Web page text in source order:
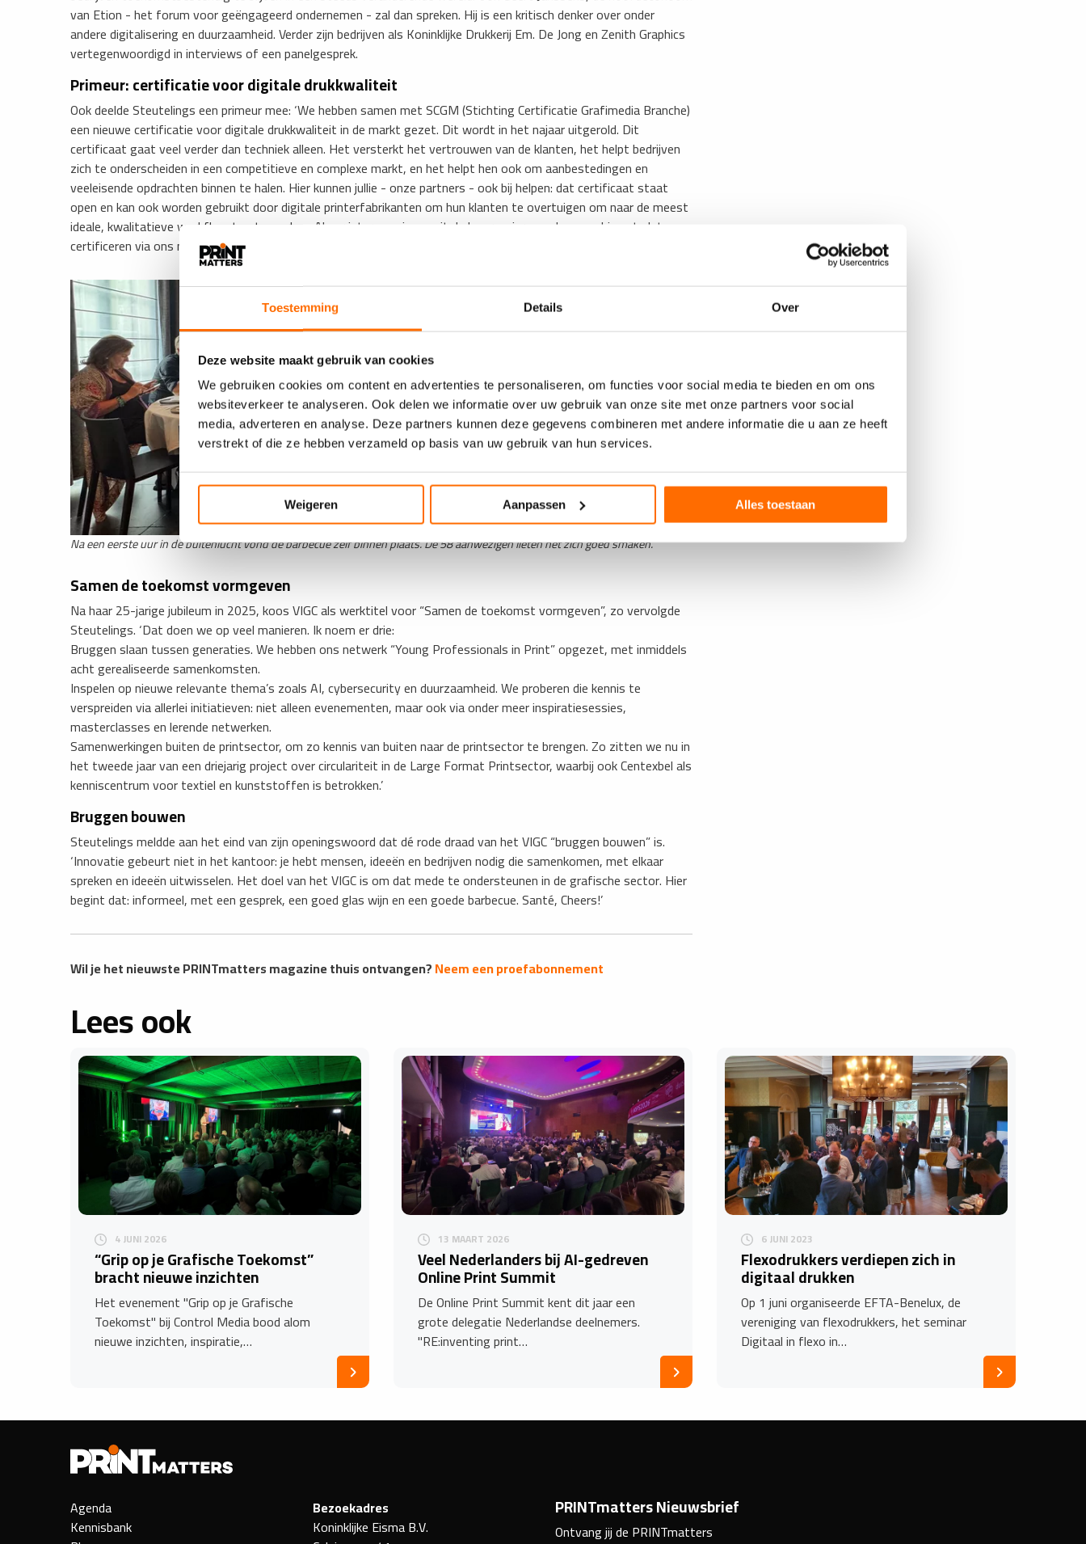
Toestemming Details Over
Deze website maakt gebruik van cookies
We gebruiken cookies om content en advertenties te personaliseren, om functies voor social media te bieden en om ons
websiteverkeer te analyseren. Ook delen we informatie over uw gebruik van onze site met onze partners voor social
media, adverteren en analyse. Deze partners kunnen deze gegevens combineren met andere informatie die u aan ze heeft
verstrekt of die ze hebben verzameld op basis van uw gebruik van hun services.
Weigeren Aanpassen Alles toestaan
van Etion - het forum voor geëngageerd ondernemen - zal dan spreken. Hij is een kritisch denker over onder
andere digitalisering en duurzaamheid. Verder zijn bedrijven als Koninklijke Drukkerij Em. De Jong en Zenith Graphics
vertegenwoordigd in interviews of een panelgesprek.
Primeur: certificatie voor digitale drukkwaliteit
Ook deelde Steutelings een primeur mee: ‘We hebben samen met SCGM (Stichting Certificatie Grafimedia Branche)
een nieuwe certificatie voor digitale drukkwaliteit in de markt gezet. Dit wordt in het najaar uitgerold. Dit
certificaat gaat veel verder dan techniek alleen. Het versterkt het vertrouwen van de klanten, het helpt bedrijven
zich te onderscheiden in een competitieve en complexe markt, en het helpt hen ook om aanbestedingen en
veeleisende opdrachten binnen te halen. Hier kunnen jullie - onze partners - ook bij helpen: dat certificaat staat
open en kan ook worden gebruikt door digitale printerfabrikanten om hun klanten te overtuigen om naar de meest
ideale, kwalitatieve workflow toe te werken. Als er interesse is vanuit de leveranciers om hun machines te laten
certificeren via ons nieuwe certificaat, dan kunnen jullie VIGC contacteren.’
Na een eerste uur in de buitenlucht vond de barbecue zelf binnen plaats. De 58 aanwezigen lieten het zich goed smaken.
Samen de toekomst vormgeven
Na haar 25-jarige jubileum in 2025, koos VIGC als werktitel voor “Samen de toekomst vormgeven”, zo vervolgde
Steutelings. ‘Dat doen we op veel manieren. Ik noem er drie:
Bruggen slaan tussen generaties. We hebben ons netwerk “Young Professionals in Print” opgezet, met inmiddels
acht gerealiseerde samenkomsten.
Inspelen op nieuwe relevante thema’s zoals AI, cybersecurity en duurzaamheid. We proberen die kennis te
verspreiden via allerlei initiatieven: niet alleen evenementen, maar ook via onder meer inspiratiesessies,
masterclasses en lerende netwerken.
Samenwerkingen buiten de printsector, om zo kennis van buiten naar de printsector te brengen. Zo zitten we nu in
het tweede jaar van een driejarig project over circulariteit in de Large Format Printsector, waarbij ook Centexbel als
kenniscentrum voor textiel en kunststoffen is betrokken.’
Bruggen bouwen
Steutelings meldde aan het eind van zijn openingswoord dat dé rode draad van het VIGC “bruggen bouwen” is.
‘Innovatie gebeurt niet in het kantoor: je hebt mensen, ideeën en bedrijven nodig die samenkomen, met elkaar
spreken en ideeën uitwisselen. Het doel van het VIGC is om dat mede te ondersteunen in de grafische sector. Hier
begint dat: informeel, met een gesprek, een goed glas wijn en een goede barbecue. Santé, Cheers!’
Wil je het nieuwste PRINTmatters magazine thuis ontvangen?Neem een proefabonnement
Lees ook
4 JUNI 2026
“Grip op je Grafische Toekomst”
bracht nieuwe inzichten
Het evenement "Grip op je Grafische
Toekomst" bij Control Media bood alom
nieuwe inzichten, inspiratie,…
13 MAART 2026
Veel Nederlanders bij AI-gedreven
Online Print Summit
De Online Print Summit kent dit jaar een
grote delegatie Nederlandse deelnemers.
"RE:inventing print…
6 JUNI 2023
Flexodrukkers verdiepen zich in
digitaal drukken
Op 1 juni organiseerde EFTA-Benelux, de
vereniging van flexodrukkers, het seminar
Digitaal in flexo in…
Agenda
Kennisbank
Bezoekadres
Koninklijke Eisma B.V.
PRINTmatters Nieuwsbrief
Ontvang jij de PRINTmatters